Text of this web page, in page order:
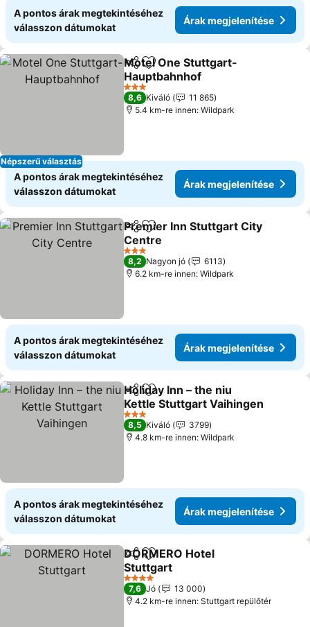
A pontos árak megtekintéséhez
válasszon dátumokat
Árak megjelenítése
Népszerű választás
Megosztás
Hozzáadás a kedvencekhez
Motel One Stuttgart-
Hauptbahnhof
Árak megjelenítése
3 Kategória
8,6 Kiváló
11 865
5.4 km-re innen: Wildpark
A pontos árak megtekintéséhez
válasszon dátumokat
Árak megjelenítése
Megosztás
Hozzáadás a kedvencekhez
Premier Inn Stuttgart City
Centre
Árak megjelenítése
3 Kategória
8,2 Nagyon jó
6113
6.2 km-re innen: Wildpark
A pontos árak megtekintéséhez
válasszon dátumokat
Árak megjelenítése
Megosztás
Hozzáadás a kedvencekhez
Holiday Inn – the niu
Kettle Stuttgart Vaihingen
Árak megjelenítése
3 Kategória
8,5 Kiváló
3799
4.8 km-re innen: Wildpark
A pontos árak megtekintéséhez
válasszon dátumokat
Árak megjelenítése
Megosztás
Hozzáadás a kedvencekhez
DORMERO Hotel
Stuttgart
Árak megjelenítése
4 Kategória
7,6 Jó
13 000
4.2 km-re innen: Stuttgart repülőtér